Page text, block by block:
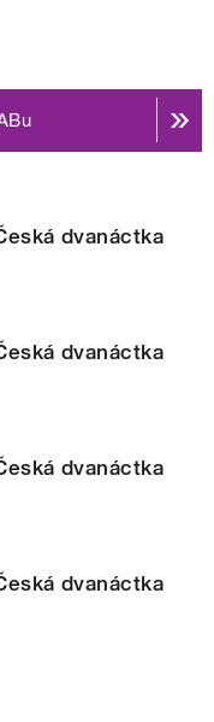
dvanáctka
dvanáctka
dvanáctka
dvanáctka